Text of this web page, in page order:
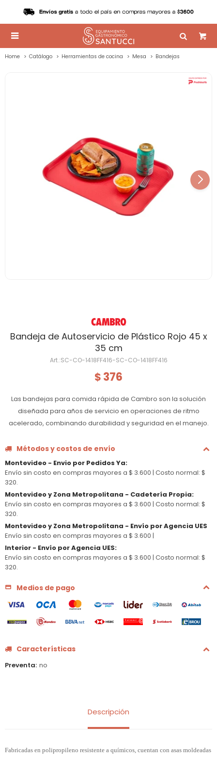

Home Catálogo Herramientas de cocina Mesa Bandejas
Bandeja de Autoservicio de Plástico Rojo 45 x
35 cm
SC-CO-1418FF416-SC-CO-1418FF416
$ 376
Las bandejas para comida rápida de Cambro son la solución
diseñada para años de servicio en operaciones de ritmo
acelerado, combinando durabilidad y seguridad en el manejo.
Métodos y costos de envío
Montevideo - Envio por Pedidos Ya:
Envío sin costo en compras mayores a $ 3.600 | Costo normal: $
320.
Montevideo y Zona Metropolitana - Cadetería Propia:
Envío sin costo en compras mayores a $ 3.600 | Costo normal: $
320.
Montevideo y Zona Metropolitana - Envío por Agencia UES
Envío sin costo en compras mayores a $ 3.600 |
Interior - Envío por Agencia UES:
Envío sin costo en compras mayores a $ 3.600 | Costo normal: $
320.
Medios de pago
Características
Preventa no
Descripción
Fabricadas en polipropileno resistente a químicos, cuentan con asas moldeadas